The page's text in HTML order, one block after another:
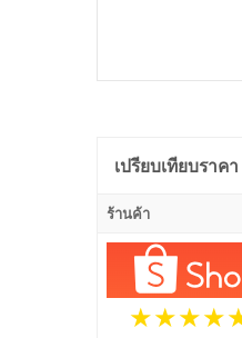
เปรียบเทียบราคา
ร้านค้า